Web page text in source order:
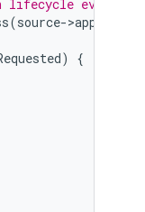
events to
(source->app
)
{